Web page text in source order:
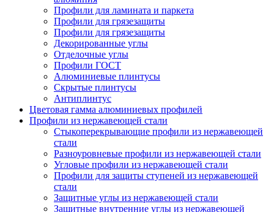
Профили для ламината и паркета
Профили для грязезащиты
Профили для грязезащиты
Декорированные углы
Отделочные углы
Профили ГОСТ
Алюминиевые плинтусы
Скрытые плинтусы
Антиплинтус
Цветовая гамма алюминиевых профилей
Профили из нержавеющей стали
Стыкоперекрывающие профили из нержавеющей
стали
Разноуровневые профили из нержавеющей стали
Угловые профили из нержавеющей стали
Профили для защиты ступеней из нержавеющей
стали
Защитные углы из нержавеющей стали
Защитные внутренние углы из нержавеющей